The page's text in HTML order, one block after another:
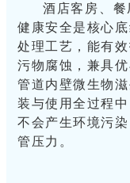
酒店客房、餐
健康安全是核心
处理工艺，能有
污物腐蚀，兼具
管道内壁微生物
装与使用全过程
不会产生环境污
管压力。